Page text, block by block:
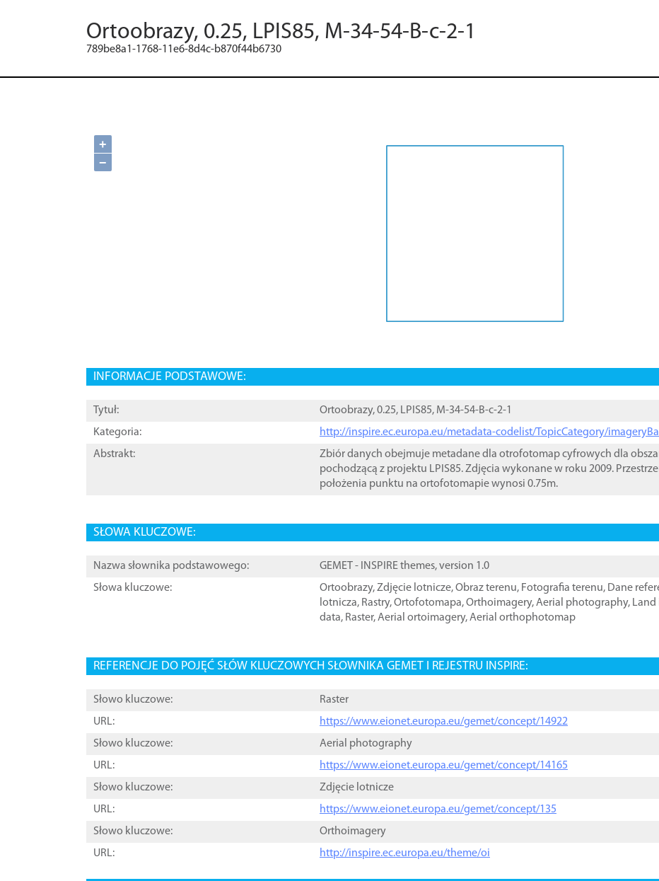
Ortoobrazy, 0.25, LPIS85, M-34-54-B-c-2-1
789be8a1-1768-11e6-8d4c-b870f44b6730
+
−
INFORMACJE PODSTAWOWE:
Tytuł:
Ortoobrazy, 0.25, LPIS85, M-34-54-B-c-2-1
Kategoria:
http://inspire.ec.europa.eu/metadata-codelist/TopicCategory/
Abstrakt:
Zbiór danych obejmuje metadane dla otrofotomap cyfrowych dla
pochodzącą z projektu LPIS85. Zdjęcia wykonane w roku 2009.
położenia punktu na ortofotomapie wynosi 0.75m.
SŁOWA KLUCZOWE:
Nazwa słownika podstawowego:
GEMET - INSPIRE themes, version 1.0
Słowa kluczowe:
Ortoobrazy,Zdjęcie lotnicze,Obraz terenu, Fotografia terenu, Dane
lotnicza, Rastry,Ortofotomapa,Orthoimagery,Aerial photography, Land
data, Raster,Aerial ortoimagery,Aerial orthophotomap
REFERENCJE DO POJĘĆ SŁÓW KLUCZOWYCH SŁOWNIKA GEMET I REJESTRU INSPIRE:
Słowo kluczowe:
Raster
URL:
https://www.eionet.europa.eu/gemet/concept/14922
Słowo kluczowe:
Aerial photography
URL:
https://www.eionet.europa.eu/gemet/concept/14165
Słowo kluczowe:
Zdjęcie lotnicze
URL:
https://www.eionet.europa.eu/gemet/concept/135
Słowo kluczowe:
Orthoimagery
URL:
http://inspire.ec.europa.eu/theme/oi